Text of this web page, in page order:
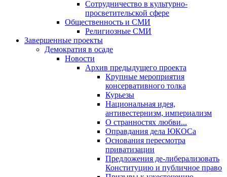
Сотрудничество в культурно-
просветительской сфере
Общественность и СМИ
Религиозные СМИ
Завершенные проекты
Демократия в осаде
Новости
Архив предыдущего проекта
Крупные мероприятия
консервативного толка
Курьезы
Национальная идея,
антивестернизм, империализм
О странностях любви...
Оправдания дела ЮКОСа
Основания пересмотра
приватизации
Предложения де-либерализовать
Конституцию и публичное право